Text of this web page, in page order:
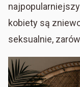
kobiety są
seksualnie,